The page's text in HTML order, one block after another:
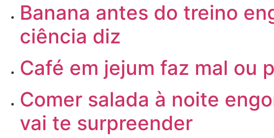
Banana antes do treino
ciência diz
Café em jejum faz mal ou
Comer salada à noite
vai te surpreender